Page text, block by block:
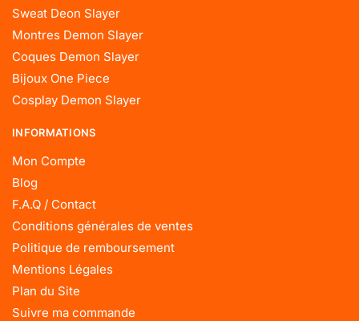
Sweat Deon Slayer
Montres Demon Slayer
Coques Demon Slayer
Bijoux One Piece
Cosplay Demon Slayer
INFORMATIONS
Mon Compte
Blog
F.A.Q / Contact
Conditions générales de ventes
Politique de remboursement
Mentions Légales
Plan du Site
Suivre ma commande